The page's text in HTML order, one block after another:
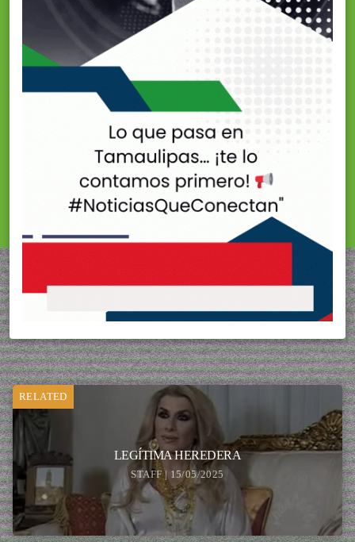
RELATED
LEGÍTIMA HEREDERA
STAFF | 15/05/2025